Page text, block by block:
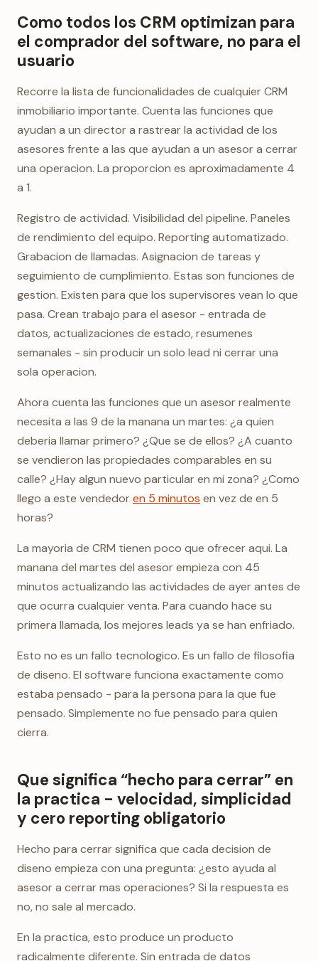
Como todos los CRM optimizan para
el comprador del software, no para el
usuario
Recorre la lista de funcionalidades de cualquier CRM
inmobiliario importante. Cuenta las funciones que
ayudan a un director a rastrear la actividad de los
asesores frente a las que ayudan a un asesor a cerrar
una operacion. La proporcion es aproximadamente 4
a 1.
Registro de actividad. Visibilidad del pipeline. Paneles
de rendimiento del equipo. Reporting automatizado.
Grabacion de llamadas. Asignacion de tareas y
seguimiento de cumplimiento. Estas son funciones de
gestion. Existen para que los supervisores vean lo que
pasa. Crean trabajo para el asesor - entrada de
datos, actualizaciones de estado, resumenes
semanales - sin producir un solo lead ni cerrar una
sola operacion.
Ahora cuenta las funciones que un asesor realmente
necesita a las 9 de la manana un martes: ¿a quien
deberia llamar primero? ¿Que se de ellos? ¿A cuanto
se vendieron las propiedades comparables en su
calle? ¿Hay algun nuevo particular en mi zona? ¿Como
llego a este vendedoren 5 minutos en vez de en 5
horas?
La mayoria de CRM tienen poco que ofrecer aqui. La
manana del martes del asesor empieza con 45
minutos actualizando las actividades de ayer antes de
que ocurra cualquier venta. Para cuando hace su
primera llamada, los mejores leads ya se han enfriado.
Esto no es un fallo tecnologico. Es un fallo de filosofia
de diseno. El software funciona exactamente como
estaba pensado - para la persona para la que fue
pensado. Simplemente no fue pensado para quien
cierra.
Que significa “hecho para cerrar” en
la practica - velocidad, simplicidad
y cero reporting obligatorio
Hecho para cerrar significa que cada decision de
diseno empieza con una pregunta: ¿esto ayuda al
asesor a cerrar mas operaciones? Si la respuesta es
no, no sale al mercado.
En la practica, esto produce un producto
radicalmente diferente. Sin entrada de datos